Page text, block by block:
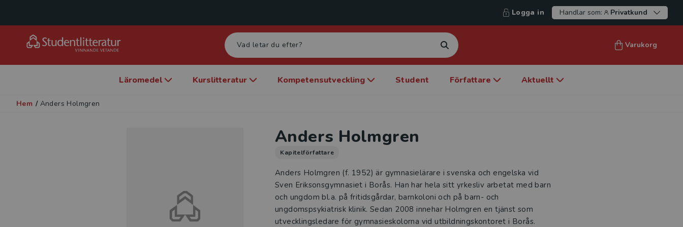
Logga in Handlar som: Privatkund
Varukorg
Läromedel Kurslitteratur Kompetensutveckling Student Författare Aktuellt
Hem / Anders Holmgren
Anders Holmgren
Kapitelförfattare
Anders Holmgren (f. 1952) är gymnasielärare i svenska och engelska vid
Sven Eriksonsgymnasiet i Borås. Han har hela sitt yrkesliv arbetat med barn
och ungdom bl.a. på fritidsgårdar, barnkoloni och på barn- och
ungdomspsykiatrisk klinik. Sedan 2008 innehar Holmgren en tjänst som
utvecklingsledare för gymnasieskolorna vid utbildningskontoret i Borås.